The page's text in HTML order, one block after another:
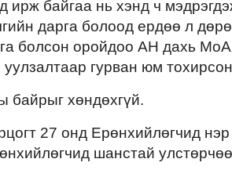
ирж байгаа нь хэнд ч
дарга болоод ердөө л
болсон оройдоо АН дахь
уулзалтаар гурван юм
байрыг хөндөхгүй.
27 онд Ерөнхийлөгчид
шанстай